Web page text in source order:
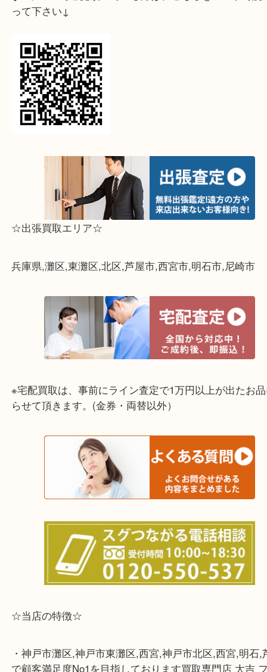
神戸市中央区からお越しのお客様よりシャネルのブ
一度使用したきりで今後も使用しないとの事でご
きました。
大吉 フォレスタ六甲店ではブランドシューズの買
未使用品から中古品まで買取可能です。
使用機会のなくなったブランドシューズがございま
ライン査定始めました☆お友だち登録お願いしま
↓スマホでご覧頂いている方はこちらをタップ↓
↓パソコンでご覧頂いている方は、こちらをスマホ
って下さい↓